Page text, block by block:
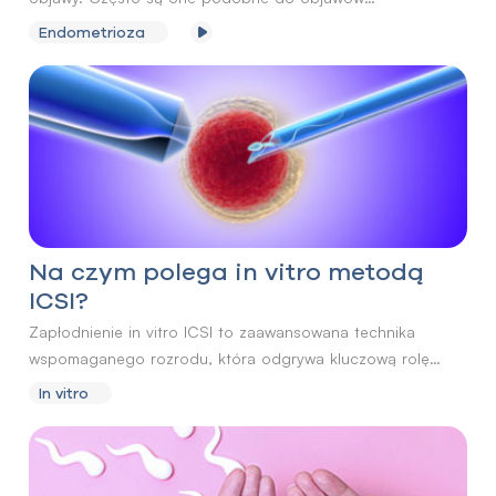
występujących w innych schorzeniach ginekologicznych,
w początkowym stadium. Ponadto endometrioza latami
może rozwijać się bezobjawowo, a nasilenie symptomów
nie odpowiada stopniowi jej zaawansowania.
Endometrioza
Na czym polega in vitro metodą
ICSI?
Zapłodnienie in vitro ICSI to zaawansowana technika
wspomaganego rozrodu, która odgrywa kluczową rolę
w leczeniu niepłodności, zwłaszcza męskiej. Opracowana
później urodziło się pierwsze dziecko poczęte tą metodą.
Wprowadzenie pojedynczego plemnika bezpośrednio do
cytoplazmy komórki jajowej omija wiele barier, które
In vitro